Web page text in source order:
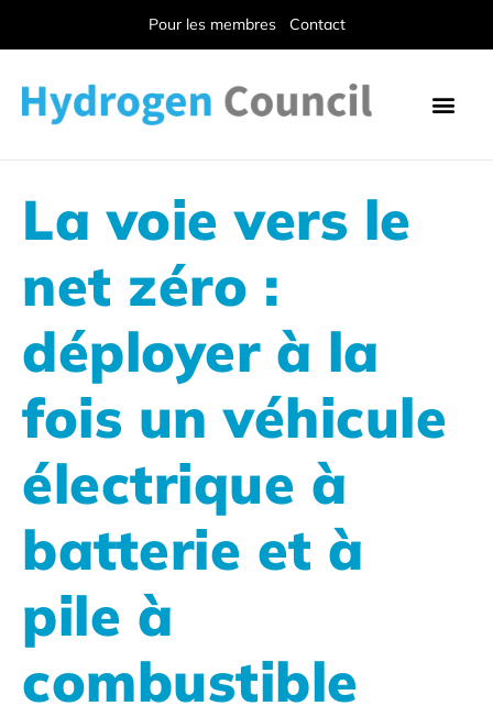
Pour les membres Contact
La voie vers le
net zéro :
déployer à la
fois un véhicule
électrique à
batterie et à
pile à
combustible